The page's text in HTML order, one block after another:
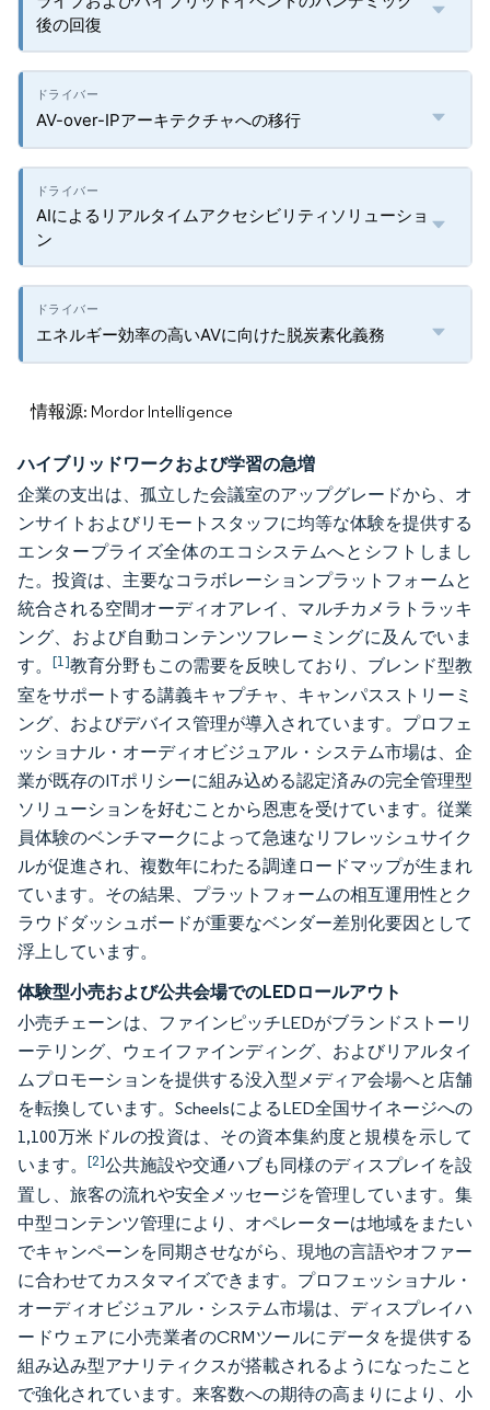
後の回復
AV-over-IPアーキテクチャへの移行
AIによるリアルタイムアクセシビリティソリューショ
ン
エネルギー効率の高いAVに向けた脱炭素化義務
情報源: Mordor Intelligence
ハイブリッドワークおよび学習の急増
企業の支出は、孤立した会議室のアップグレードから、オ
ンサイトおよびリモートスタッフに均等な体験を提供する
エンタープライズ全体のエコシステムへとシフトしまし
た。投資は、主要なコラボレーションプラットフォームと
統合される空間オーディオアレイ、マルチカメラトラッキ
ング、および自動コンテンツフレーミングに及んでいま
す。 [1]教育分野もこの需要を反映しており、ブレンド型教
室をサポートする講義キャプチャ、キャンパスストリーミ
ング、およびデバイス管理が導入されています。プロフェ
ッショナル・オーディオビジュアル・システム市場は、企
業が既存のITポリシーに組み込める認定済みの完全管理型
ソリューションを好むことから恩恵を受けています。従業
員体験のベンチマークによって急速なリフレッシュサイク
ルが促進され、複数年にわたる調達ロードマップが生まれ
ています。その結果、プラットフォームの相互運用性とク
ラウドダッシュボードが重要なベンダー差別化要因として
浮上しています。
体験型小売および公共会場でのLEDロールアウト
小売チェーンは、ファインピッチLEDがブランドストーリ
ーテリング、ウェイファインディング、およびリアルタイ
ムプロモーションを提供する没入型メディア会場へと店舗
を転換しています。ScheelsによるLED全国サイネージへの
1,100万米ドルの投資は、その資本集約度と規模を示して
います。 [2]公共施設や交通ハブも同様のディスプレイを設
置し、旅客の流れや安全メッセージを管理しています。集
中型コンテンツ管理により、オペレーターは地域をまたい
でキャンペーンを同期させながら、現地の言語やオファー
に合わせてカスタマイズできます。プロフェッショナル・
オーディオビジュアル・システム市場は、ディスプレイハ
ードウェアに小売業者のCRMツールにデータを提供する
組み込み型アナリティクスが搭載されるようになったこと
で強化されています。来客数への期待の高まりにより、小